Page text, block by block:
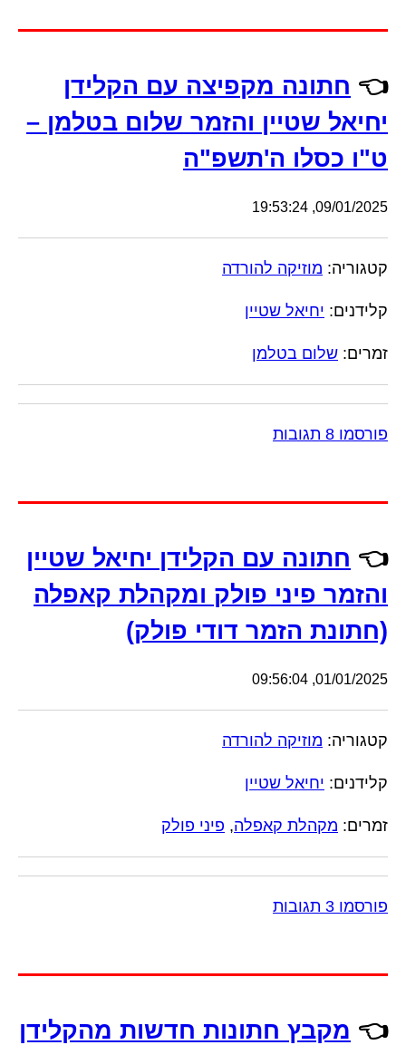
👈 חתונה מקפיצה עם הקלידן
יחיאל שטיין והזמר שלום בטלמן –
ט"ו כסלו ה'תשפ"ה
09/01/2025, 19:53:24
קטגוריה: מוזיקה להורדה
קלידנים: יחיאל שטיין
זמרים: שלום בטלמן
פורסמו 8 תגובות
👈 חתונה עם הקלידן יחיאל שטיין
והזמר פיני פולק ומקהלת קאפלה
(חתונת הזמר דודי פולק)
01/01/2025, 09:56:04
קטגוריה: מוזיקה להורדה
קלידנים: יחיאל שטיין
זמרים: מקהלת קאפלה, פיני פולק
פורסמו 3 תגובות
👈 מקבץ חתונות חדשות מהקלידן